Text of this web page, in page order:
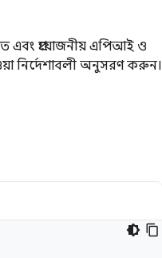
এবং প্রয়োজনীয় এপিআই ও
নির্দেশাবলী অনুসরণ করুন।